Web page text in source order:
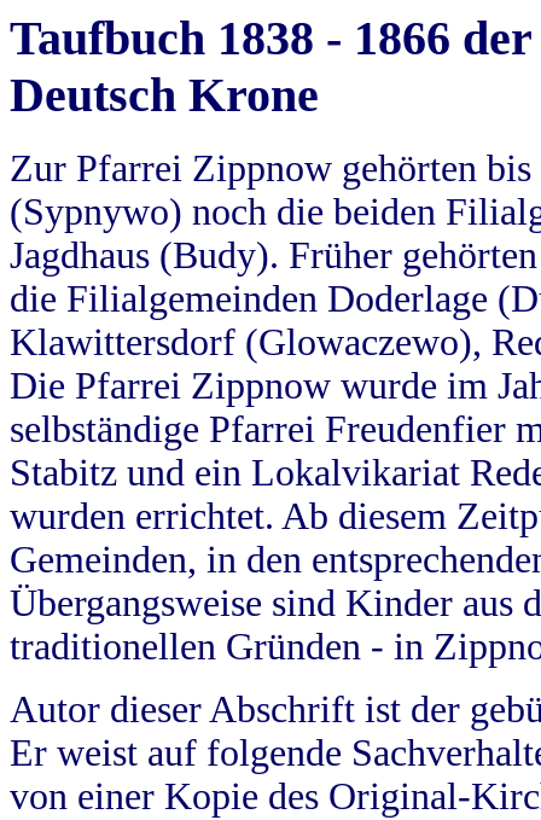
Taufbuch 1838 - 1866
Deutsch Krone
Zur Pfarrei Zippnow gehörten
(Sypnywo) noch die beiden
Jagdhaus (Budy). Früher
die Filialgemeinden Doderlage
Klawittersdorf (Glowaczewo),
Die Pfarrei Zippnow wurde im
selbständige Pfarrei Freudenfier
Stabitz und ein Lokalvikariat
wurden errichtet. Ab diesem
Gemeinden, in den
Übergangsweise sind Kinder aus
traditionellen Gründen - in
Autor dieser Abschrift ist der
Er weist auf folgende
von einer Kopie des Original-